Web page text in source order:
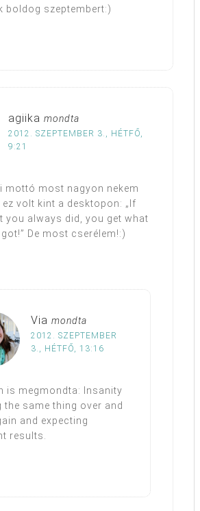
boldog szeptembert:)
agiika mondta
2012. SZEPTEMBER 3., HÉTFŐ,
9:21
mottó most nagyon nekem
volt kint a desktopon: „If
you always did, you get what
De most cserélem!:)
Via mondta
2012. SZEPTEMBER
3., HÉTFŐ, 13:16
is megmondta: Insanity
the same thing over and
and expecting
results.